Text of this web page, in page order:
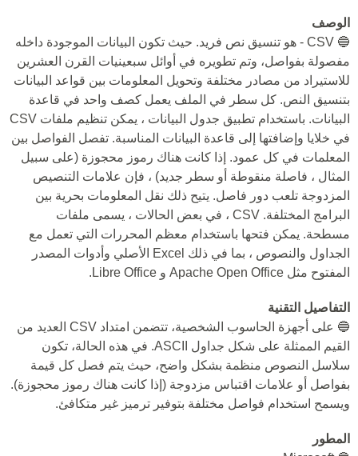
الوصف
🔵 CSV - هو تنسيق نص فريد. حيث تكون البيانات الموجودة داخله
مفصولة بفواصل، وتم تطويره في أوائل سبعينيات القرن العشرين
للاستيراد من مصادر مختلفة وتحويل المعلومات بين قواعد البيانات
بتنسيق النص. كل سطر في الملف يعمل كصف واحد في قاعدة
البيانات. باستخدام تطبيق جدول البيانات ، يمكن تنظيم ملفات CSV
في خلايا وإضافتها إلى قاعدة البيانات المناسبة. تفصل الفواصل بين
المعلمات في كل عمود. إذا كانت هناك رموز محجوزة (على سبيل
المثال ، فاصلة منقوطة أو سطر جديد) ، فإن علامات التنصيص
المزدوجة تلعب دور فاصل. يتيح ذلك نقل المعلومات بحرية بين
البرامج المختلفة. CSV ، في بعض الحالات ، يسمى ملفات
مسطحة. يمكن فتحها باستخدام معظم المحررات التي تعمل مع
الجداول والنصوص ، بما في ذلك Excel الأصلي وأدوات المصدر
المفتوح مثل Apache Open Office و Libre Office.
التفاصيل التقنية
🔵 على أجهزة الحاسوب الشخصية، تتضمن امتداد CSV العديد من
القيم الممثلة على شكل جداول ASCII. في هذه الحالة، تكون
سلاسل النصوص منظمة بشكل واضح، حيث يتم فصل كل قيمة
بفواصل أو علامات اقتباس مزدوجة (إذا كانت هناك رموز محجوزة).
ويسمح استخدام فواصل مختلفة بتوفير ترميز غير متكافئ.
المطور